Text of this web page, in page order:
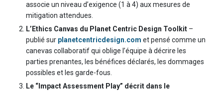
associe un niveau d’exigence (1 à 4) aux mesures de
mitigation attendues.
L’Ethics Canvas du Planet Centric Design Toolkit –
publié sur planetcentricdesign.com et pensé comme un
canevas collaboratif qui oblige l’équipe à décrire les
parties prenantes, les bénéfices déclarés, les dommages
possibles et les garde-fous.
Le “Impact Assessment Play” décrit dans le